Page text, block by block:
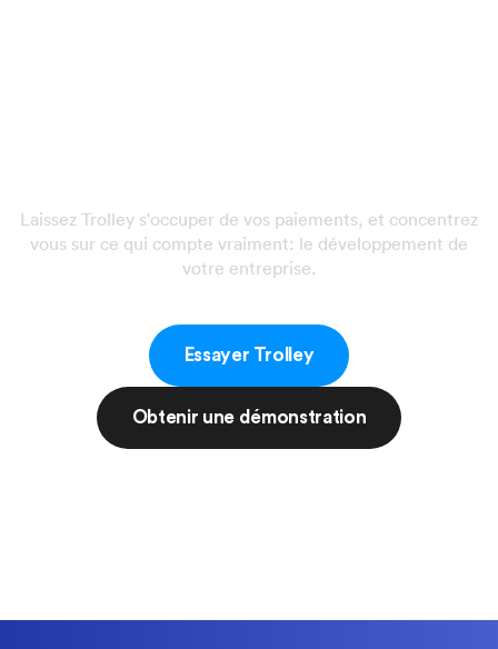
Laissez Trolley s'occuper de vos paiements, et concentrez
vous sur ce qui compte vraiment: le développement de
votre entreprise.
Essayer Trolley
Obtenir une démonstration